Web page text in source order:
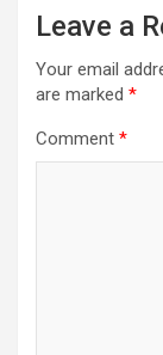
Leave a
Your email
are marked *
Comment *